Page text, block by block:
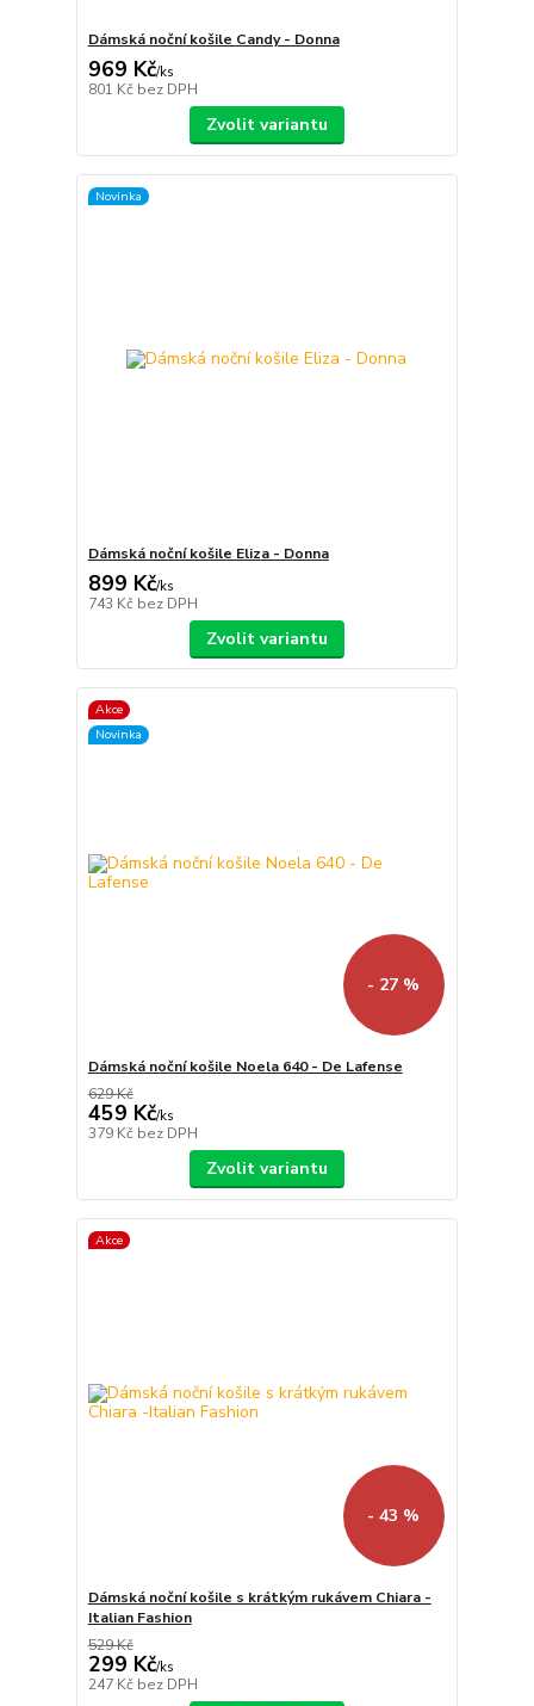
Dámská noční košile Candy - Donna
969 Kč/ks
801 Kč bez DPH
Zvolit variantu
Novinka
Dámská noční košile Eliza - Donna
899 Kč/ks
743 Kč bez DPH
Zvolit variantu
Akce
Novinka
- 27 %
Dámská noční košile Noela 640 - De Lafense
629 Kč
459 Kč/ks
379 Kč bez DPH
Zvolit variantu
Akce
- 43 %
Dámská noční košile s krátkým rukávem Chiara -
Italian Fashion
529 Kč
299 Kč/ks
247 Kč bez DPH